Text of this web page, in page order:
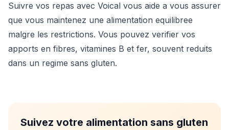
Suivre vos repas avec Voical vous aide a vous assurer
que vous maintenez une alimentation equilibree
malgre les restrictions. Vous pouvez verifier vos
apports en fibres, vitamines B et fer, souvent reduits
dans un regime sans gluten.
Suivez votre alimentation sans gluten